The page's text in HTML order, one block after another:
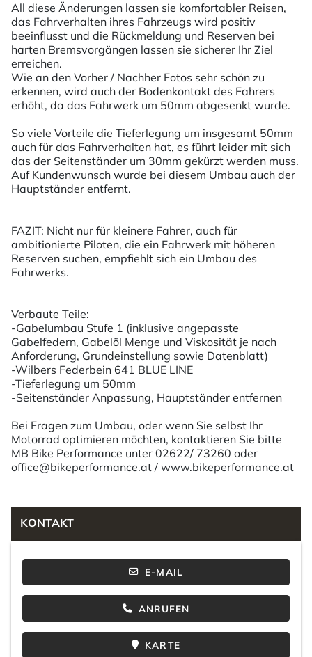
All diese Änderungen lassen sie komfortabler Reisen,
das Fahrverhalten ihres Fahrzeugs wird positiv
beeinflusst und die Rückmeldung und Reserven bei
harten Bremsvorgängen lassen sie sicherer Ihr Ziel
erreichen.
Wie an den Vorher / Nachher Fotos sehr schön zu
erkennen, wird auch der Bodenkontakt des Fahrers
erhöht, da das Fahrwerk um 50mm abgesenkt wurde.
So viele Vorteile die Tieferlegung um insgesamt 50mm
auch für das Fahrverhalten hat, es führt leider mit sich
das der Seitenständer um 30mm gekürzt werden muss.
Auf Kundenwunsch wurde bei diesem Umbau auch der
Hauptständer entfernt.
FAZIT: Nicht nur für kleinere Fahrer, auch für
ambitionierte Piloten, die ein Fahrwerk mit höheren
Reserven suchen, empfiehlt sich ein Umbau des
Fahrwerks.
Verbaute Teile:
-Gabelumbau Stufe 1 (inklusive angepasste
Gabelfedern, Gabelöl Menge und Viskosität je nach
Anforderung, Grundeinstellung sowie Datenblatt)
-Wilbers Federbein 641 BLUE LINE
-Tieferlegung um 50mm
-Seitenständer Anpassung, Hauptständer entfernen
Bei Fragen zum Umbau, oder wenn Sie selbst Ihr
Motorrad optimieren möchten, kontaktieren Sie bitte
MB Bike Performance unter 02622/ 73260 oder
office@bikeperformance.at / www.bikeperformance.at
KONTAKT
E-MAIL
ANRUFEN
KARTE